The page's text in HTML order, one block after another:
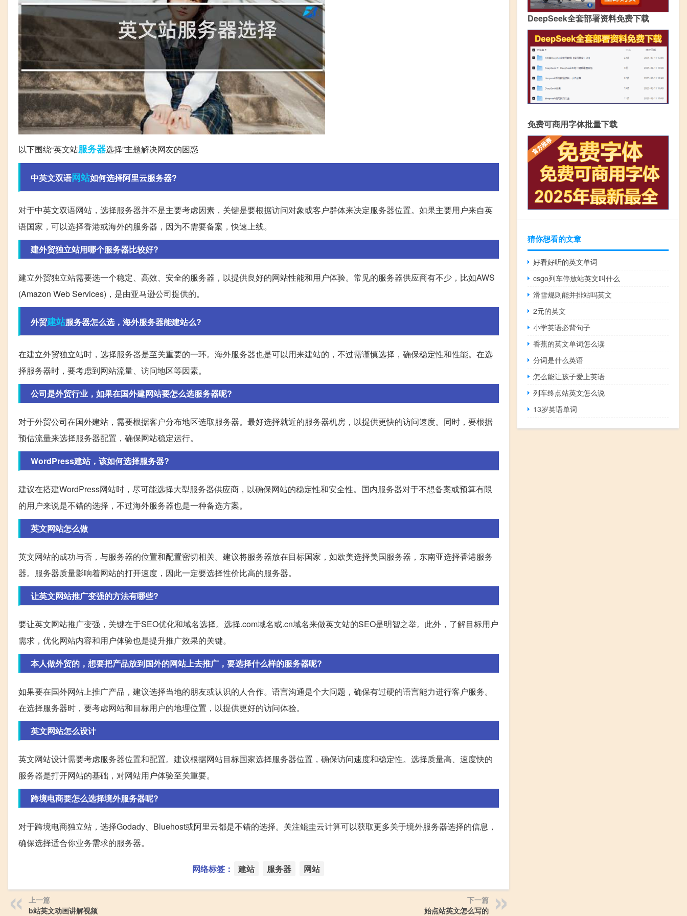
以下围绕“英文站服务器选择”主题解决网友的困惑
中英文双语网站如何选择阿里云服务器?
对于中英文双语网站，选择服务器并不是主要考虑因素，关键是要根据访问对象或客户群体来决定服务器位置。如果主要用户来自英
语国家，可以选择香港或海外的服务器，因为不需要备案，快速上线。
建外贸独立站用哪个服务器比较好?
建立外贸独立站需要选一个稳定、高效、安全的服务器，以提供良好的网站性能和用户体验。常见的服务器供应商有不少，比如AWS
(Amazon Web Services)，是由亚马逊公司提供的。
外贸建站服务器怎么选，海外服务器能建站么?
在建立外贸独立站时，选择服务器是至关重要的一环。海外服务器也是可以用来建站的，不过需谨慎选择，确保稳定性和性能。在选
择服务器时，要考虑到网站流量、访问地区等因素。
公司是外贸行业，如果在国外建网站要怎么选服务器呢?
对于外贸公司在国外建站，需要根据客户分布地区选取服务器。最好选择就近的服务器机房，以提供更快的访问速度。同时，要根据
预估流量来选择服务器配置，确保网站稳定运行。
WordPress建站，该如何选择服务器?
建议在搭建WordPress网站时，尽可能选择大型服务器供应商，以确保网站的稳定性和安全性。国内服务器对于不想备案或预算有限
的用户来说是不错的选择，不过海外服务器也是一种备选方案。
英文网站怎么做
英文网站的成功与否，与服务器的位置和配置密切相关。建议将服务器放在目标国家，如欧美选择美国服务器，东南亚选择香港服务
器。服务器质量影响着网站的打开速度，因此一定要选择性价比高的服务器。
让英文网站推广变强的方法有哪些?
要让英文网站推广变强，关键在于SEO优化和域名选择。选择.com域名或.cn域名来做英文站的SEO是明智之举。此外，了解目标用户
需求，优化网站内容和用户体验也是提升推广效果的关键。
本人做外贸的，想要把产品放到国外的网站上去推广，要选择什么样的服务器呢?
如果要在国外网站上推广产品，建议选择当地的朋友或认识的人合作。语言沟通是个大问题，确保有过硬的语言能力进行客户服务。
在选择服务器时，要考虑网站和目标用户的地理位置，以提供更好的访问体验。
英文网站怎么设计
英文网站设计需要考虑服务器位置和配置。建议根据网站目标国家选择服务器位置，确保访问速度和稳定性。选择质量高、速度快的
服务器是打开网站的基础，对网站用户体验至关重要。
跨境电商要怎么选择境外服务器呢?
对于跨境电商独立站，选择Godady、Bluehost或阿里云都是不错的选择。关注鲲圭云计算可以获取更多关于境外服务器选择的信息，
确保选择适合你业务需求的服务器。
网络标签： 建站 服务器 网站
上一篇
b站英文动画讲解视频
下一篇
始点站英文怎么写的
DeepSeek全套部署资料免费下载
免费可商用字体批量下载
猜你想看的文章
好看好听的英文单词
csgo列车停放站英文叫什么
滑雪规则能并排站吗英文
2元的英文
小学英语必背句子
香蕉的英文单词怎么读
分词是什么英语
怎么能让孩子爱上英语
列车终点站英文怎么说
13岁英语单词